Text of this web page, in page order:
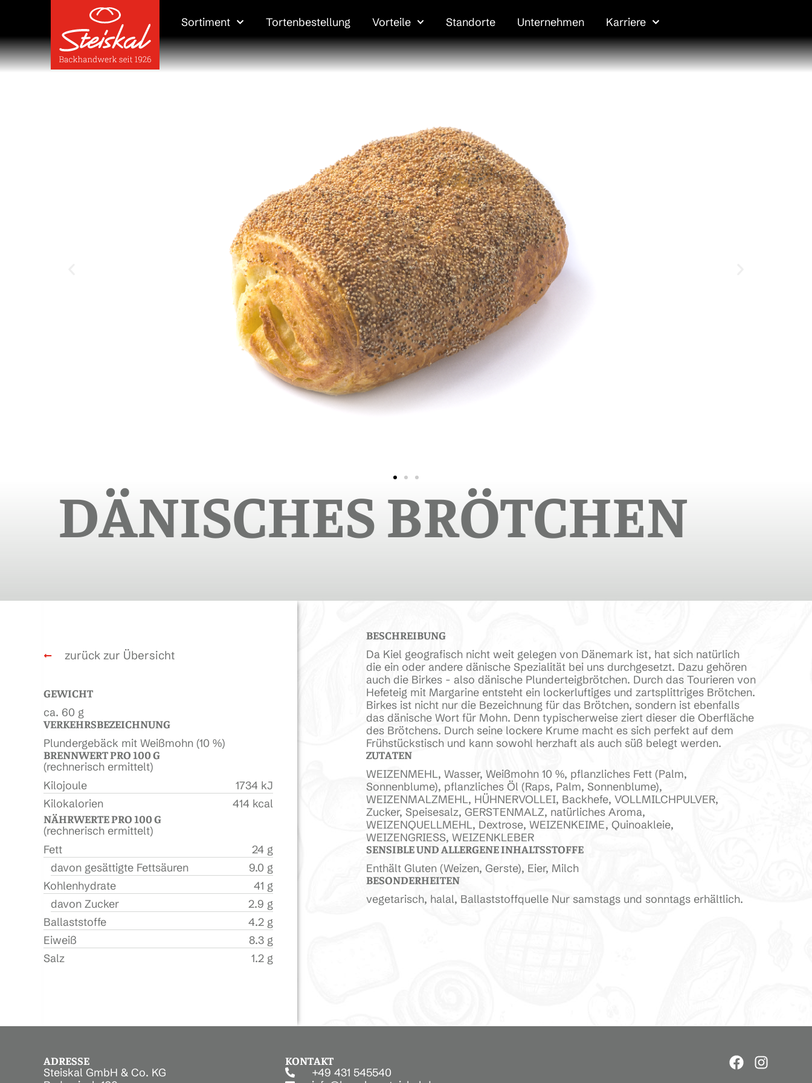
Sortiment Tortenbestellung Vorteile Standorte Unternehmen Karriere
DÄNISCHES BRÖTCHEN
zurück zur Übersicht
GEWICHT
ca. 60 g
VERKEHRSBEZEICHNUNG
Plundergebäck mit Weißmohn (10 %)
BRENNWERT PRO 100 G
(rechnerisch ermittelt)
Kilojoule
1734 kJ
Kilokalorien
414 kcal
NÄHRWERTE PRO 100 G
(rechnerisch ermittelt)
Fett
24 g
davon gesättigte Fettsäuren
9.0 g
Kohlenhydrate
41 g
davon Zucker
2.9 g
Ballaststoffe
4.2 g
Eiweiß
8.3 g
Salz
1.2 g
BESCHREIBUNG
Da Kiel geografisch nicht weit gelegen von Dänemark ist, hat sich natürlich
die ein oder andere dänische Spezialität bei uns durchgesetzt. Dazu gehören
auch die Birkes - also dänische Plunderteigbrötchen. Durch das Tourieren von
Hefeteig mit Margarine entsteht ein lockerluftiges und zartsplittriges Brötchen.
Birkes ist nicht nur die Bezeichnung für das Brötchen, sondern ist ebenfalls
das dänische Wort für Mohn. Denn typischerweise ziert dieser die Oberfläche
des Brötchens. Durch seine lockere Krume macht es sich perfekt auf dem
Frühstückstisch und kann sowohl herzhaft als auch süß belegt werden.
ZUTATEN
WEIZENMEHL, Wasser, Weißmohn 10 %, pflanzliches Fett (Palm,
Sonnenblume), pflanzliches Öl (Raps, Palm, Sonnenblume),
WEIZENMALZMEHL, HÜHNERVOLLEI, Backhefe, VOLLMILCHPULVER,
Zucker, Speisesalz, GERSTENMALZ, natürliches Aroma,
WEIZENQUELLMEHL, Dextrose, WEIZENKEIME, Quinoakleie,
WEIZENGRIESS, WEIZENKLEBER
SENSIBLE UND ALLERGENE INHALTSSTOFFE
Enthält Gluten (Weizen, Gerste), Eier, Milch
BESONDERHEITEN
vegetarisch, halal, Ballaststoffquelle Nur samstags und sonntags erhältlich.
ADRESSE
Steiskal GmbH & Co. KG
KONTAKT
+49 431 545540